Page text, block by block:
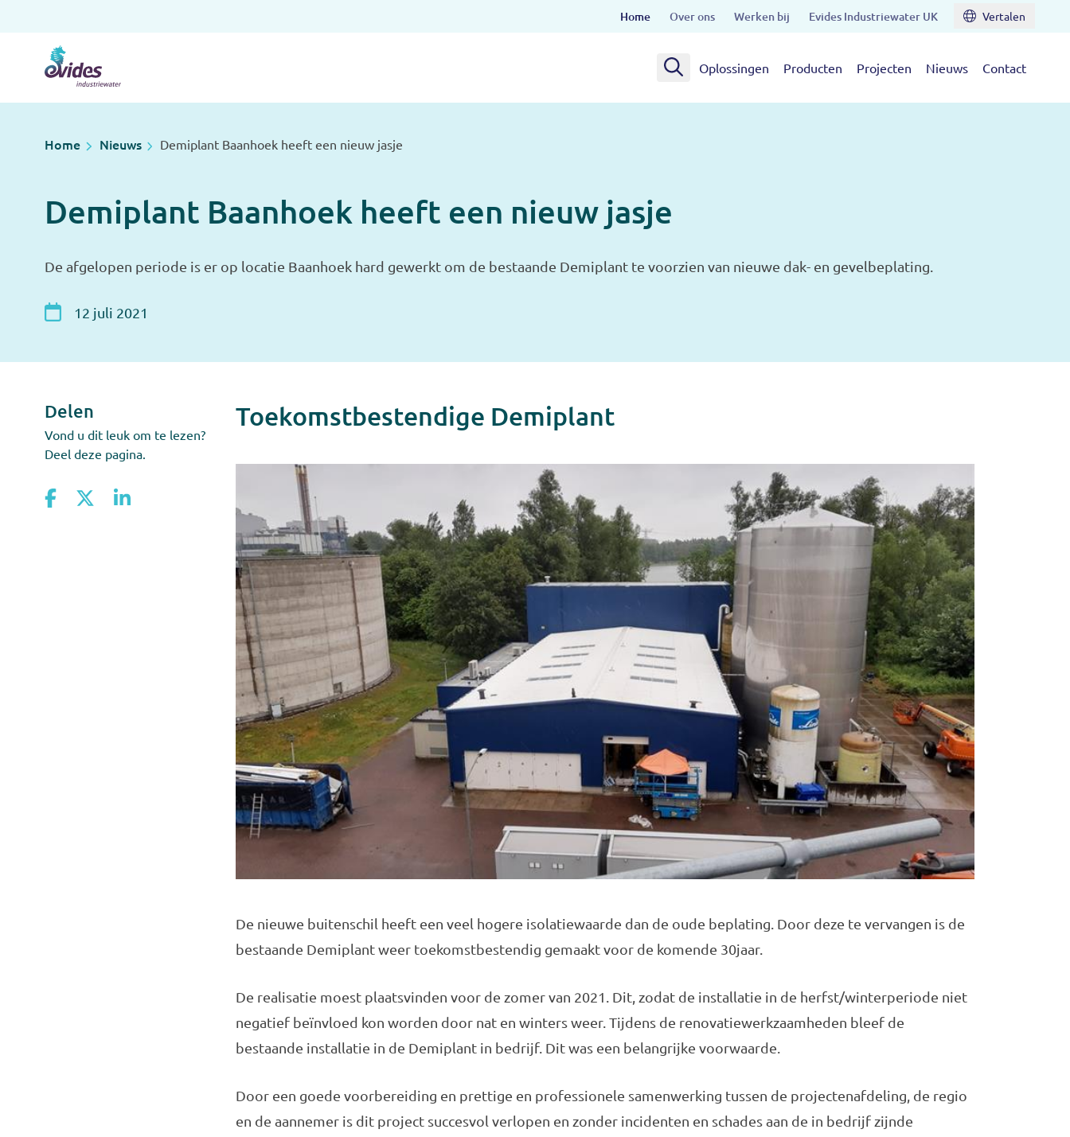
Home Over ons Werken bij Evides Industriewater UK Vertalen
Oplossingen Producten Projecten Nieuws Contact
Home Nieuws Demiplant Baanhoek heeft een nieuw jasje
Demiplant Baanhoek heeft een nieuw jasje
De afgelopen periode is er op locatie Baanhoek hard gewerkt om de bestaande Demiplant te voorzien van nieuwe dak- en gevelbeplating.
12 juli 2021
Delen
Vond u dit leuk om te lezen?
Deel deze pagina.
Toekomstbestendige Demiplant
De nieuwe buitenschil heeft een veel hogere isolatiewaarde dan de oude beplating. Door deze te vervangen is de
bestaande Demiplant weer toekomstbestendig gemaakt voor de komende 30jaar.
De realisatie moest plaatsvinden voor de zomer van 2021. Dit, zodat de installatie in de herfst/winterperiode niet
negatief beïnvloed kon worden door nat en winters weer. Tijdens de renovatiewerkzaamheden bleef de
bestaande installatie in de Demiplant in bedrijf. Dit was een belangrijke voorwaarde.
Door een goede voorbereiding en prettige en professionele samenwerking tussen de projectenafdeling, de regio
en de aannemer is dit project succesvol verlopen en zonder incidenten en schades aan de in bedrijf zijnde